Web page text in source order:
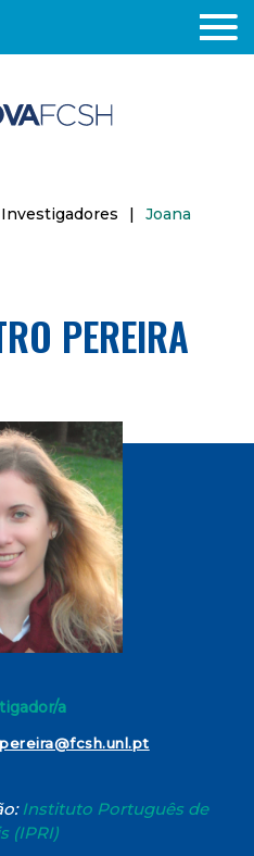
Investigadores |
Joana
PEREIRA
a
Instituto Português de
(IPRI)